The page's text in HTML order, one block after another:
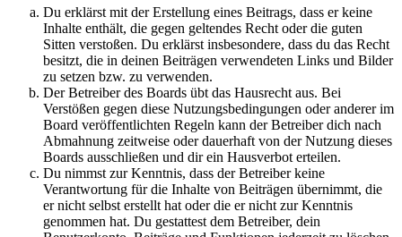
Du erklärst mit der Erstellung eines Beitrags, dass er keine
Inhalte enthält, die gegen geltendes Recht oder die guten
Sitten verstoßen. Du erklärst insbesondere, dass du das Recht
besitzt, die in deinen Beiträgen verwendeten Links und Bilder
zu setzen bzw. zu verwenden.
Der Betreiber des Boards übt das Hausrecht aus. Bei
Verstößen gegen diese Nutzungsbedingungen oder anderer im
Board veröffentlichten Regeln kann der Betreiber dich nach
Abmahnung zeitweise oder dauerhaft von der Nutzung dieses
Boards ausschließen und dir ein Hausverbot erteilen.
Du nimmst zur Kenntnis, dass der Betreiber keine
Verantwortung für die Inhalte von Beiträgen übernimmt, die
er nicht selbst erstellt hat oder die er nicht zur Kenntnis
genommen hat. Du gestattest dem Betreiber, dein